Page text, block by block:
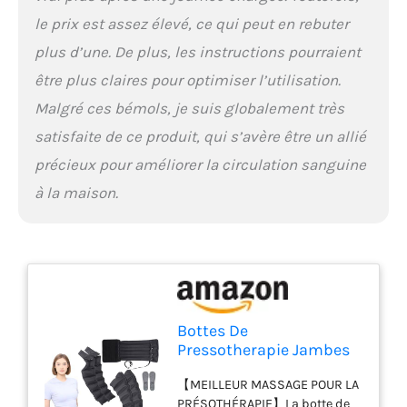
【COMPRESSpressotherapie
jambes et ventre et bras botte
drainage lymphatique
professionnel 6 8 chambre
complet maison circulation
sanguine jambes masseur
patients. La pressothérapie
corps complet est conçu avec
un compresseur ultra-fromage.
Cela signifie qu'il libère plus
d'énergie mais fait moins de
plus détendu et à l'aise. 【UNE
le prix est assez élevé, ce qui peut en rebuter
plus d’une. De plus, les instructions pourraient
être plus claires pour optimiser l’utilisation.
Malgré ces bémols, je suis globalement très
satisfaite de ce produit, qui s’avère être un allié
précieux pour améliorer la circulation sanguine
à la maison.
Bottes De
Pressotherapie Jambes
Pressothérapie 6
【MEILLEUR MASSAGE POUR LA
PRÉSOTHÉRAPIE】La botte de